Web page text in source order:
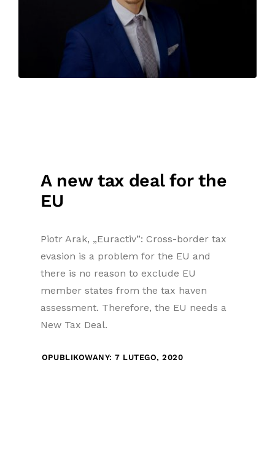
A new tax deal for the
EU
Piotr Arak, „Euractiv”: Cross-border tax
evasion is a problem for the EU and
there is no reason to exclude EU
member states from the tax haven
assessment. Therefore, the EU needs a
New Tax Deal.
OPUBLIKOWANY: 7 LUTEGO, 2020